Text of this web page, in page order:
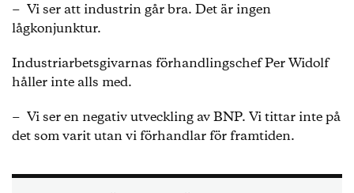
− Vi ser att industrin går bra. Det är ingen
lågkonjunktur.
Industriarbetsgivarnas förhandlingschef Per Widolf
håller inte alls med.
− Vi ser en negativ utveckling av BNP. Vi tittar inte på
det som varit utan vi förhandlar för framtiden.